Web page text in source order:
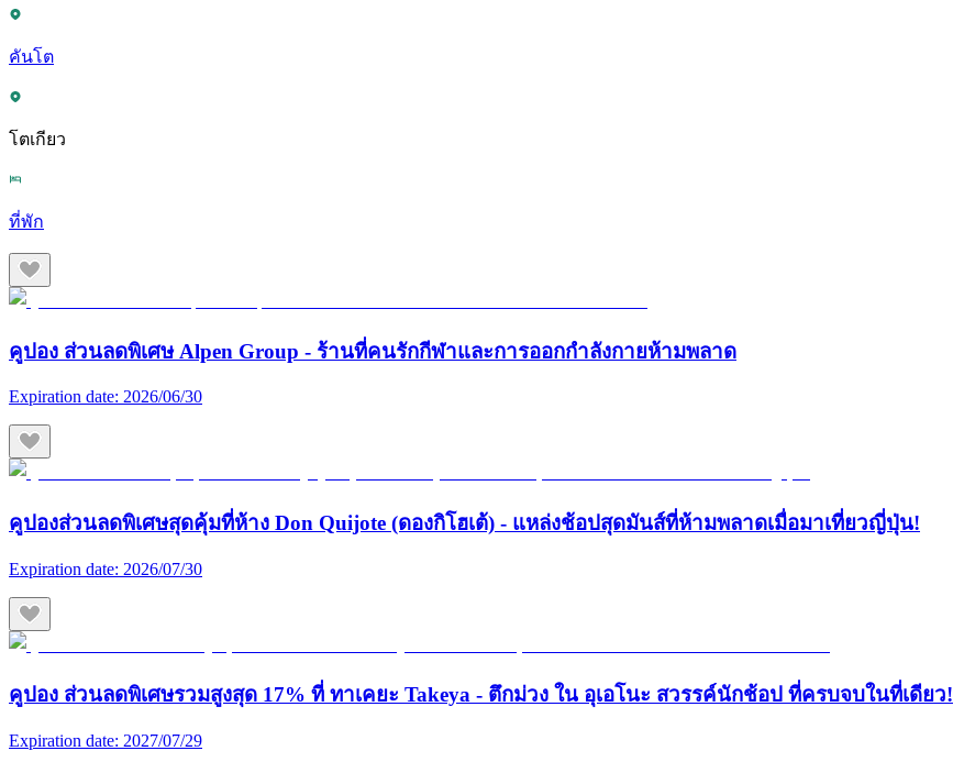
คันโต
โตเกียว
ที่พัก
คูปอง ส่วนลดพิเศษ Alpen Group - ร้านที่คนรักกีฬาและการออกกำลังกายห้ามพลาด
Expiration date: 2026/06/30
คูปองส่วนลดพิเศษสุดคุ้มที่ห้าง Don Quijote (ดองกิโฮเต้) - แหล่งช้อปสุดมันส์ที่ห้ามพลาดเมื่อมาเที่ยวญี่ปุ่น!
Expiration date: 2026/07/30
คูปอง ส่วนลดพิเศษรวมสูงสุด 17% ที่ ทาเคยะ Takeya - ตึกม่วง ใน อุเอโนะ สวรรค์นักช้อป ที่ครบจบในที่เดียว!
Expiration date: 2027/07/29